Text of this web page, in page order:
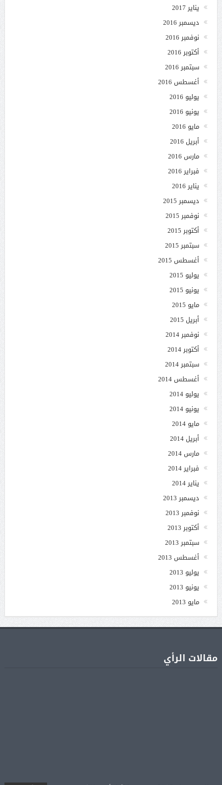
يناير 2017
ديسمبر 2016
نوفمبر 2016
أكتوبر 2016
سبتمبر 2016
أغسطس 2016
يوليو 2016
يونيو 2016
مايو 2016
أبريل 2016
مارس 2016
فبراير 2016
يناير 2016
ديسمبر 2015
نوفمبر 2015
أكتوبر 2015
سبتمبر 2015
أغسطس 2015
يوليو 2015
يونيو 2015
مايو 2015
أبريل 2015
نوفمبر 2014
أكتوبر 2014
سبتمبر 2014
أغسطس 2014
يوليو 2014
يونيو 2014
مايو 2014
أبريل 2014
مارس 2014
فبراير 2014
يناير 2014
ديسمبر 2013
نوفمبر 2013
أكتوبر 2013
سبتمبر 2013
أغسطس 2013
يوليو 2013
يونيو 2013
مايو 2013
مقالات الرأي